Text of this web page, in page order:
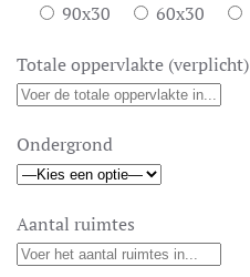
90x30
60x30
Totale oppervlakte (verplicht)
Ondergrond
Aantal ruimtes